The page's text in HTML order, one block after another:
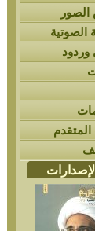
الصوتية
وردود
المتقدم